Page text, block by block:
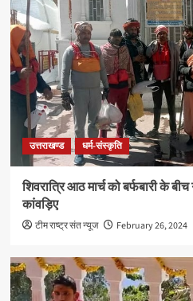
उत्तराखण्ड धर्म-संस्कृति
शिवरात्रि आठ मार्च को बर्फबारी के
कांवड़िए
टीम राष्ट्र संत न्यूज February 26, 2024